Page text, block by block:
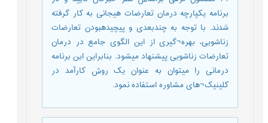
برنامه یکپارچه درمان تعارضات هیجانی به کار گرفته
شدند. با توجه به چندبعدی و پیچیدهبودن تعارضات
زناشویی، بهره¬گیری از این الگوی جامع در درمان
تعارضات زناشویی پیشنهاد میشود. بنابراین این برنامه
درمانی را میتوان به عنوان یک روش کارآمد در
کلینیک¬های مشاوره استفاده نمود.